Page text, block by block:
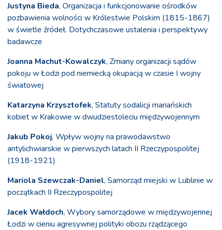
Justyna Bieda, Organizacja i funkcjonowanie ośrodków
pozbawienia wolności w Królestwie Polskim (1815-1867)
w świetle źródeł. Dotychczasowe ustalenia i perspektywy
badawcze
Joanna Machut-Kowalczyk, Zmiany organizacji sądów
pokoju w Łodzi pod niemiecką okupacją w czasie I wojny
światowej
Katarzyna Krzysztofek, Statuty sodalicji mariańskich
kobiet w Krakowie w dwudziestoleciu międzywojennym
Jakub Pokoj, Wpływ wojny na prawodawstwo
antylichwiarskie w pierwszych latach II Rzeczypospolitej
(1918-1921)
Mariola Szewczak-Daniel, Samorząd miejski w Lublinie w
początkach II Rzeczypospolitej
Jacek Wałdoch, Wybory samorządowe w międzywojennej
Łodzi w cieniu agresywnej polityki obozu rządzącego